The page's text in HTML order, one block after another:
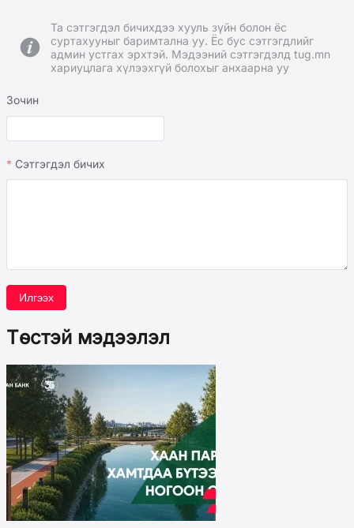
Та сэтгэгдэл бичихдээ хууль зүйн болон ёс
суртахууныг баримтална уу. Ёс бус сэтгэгдлийг
админ устгах эрхтэй. Мэдээний сэтгэгдэлд tug.mn
хариуцлага хүлээхгүй болохыг анхаарна уу
Зочин
Сэтгэгдэл бичих
Илгээх
Төстэй мэдээлэл